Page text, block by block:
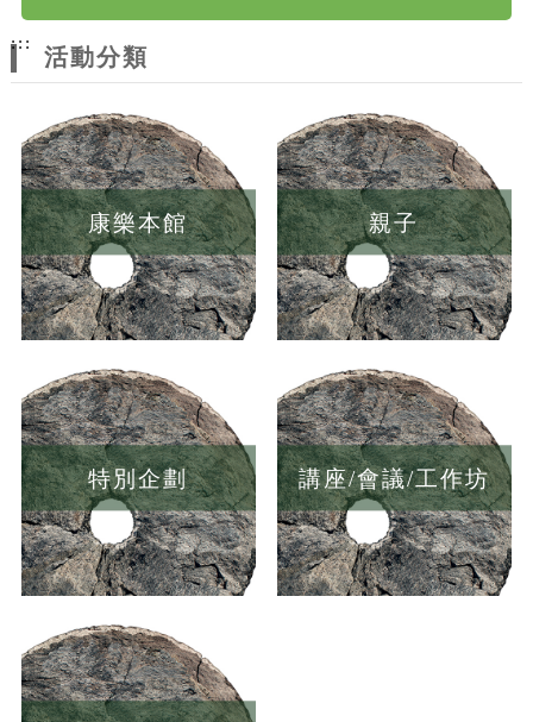
:::
活動分類
康樂本館 親子
特別企劃 講座/會議/工作坊